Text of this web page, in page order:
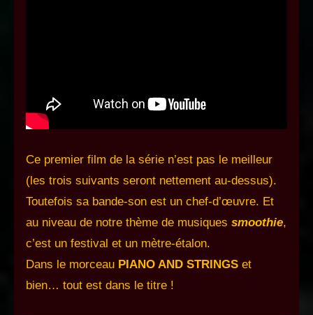
Ce premier film de la série n’est pas le meilleur
(les trois suivants seront nettement au-dessus).
Toutefois sa bande-son est un chef-d’œuvre. Et
au niveau de notre thème de musiques smoothie,
c’est un festival et un mètre-étalon.
Dans le morceau PIANO AND STRINGS et
bien… tout est dans le titre !